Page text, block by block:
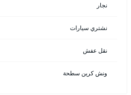
نجار
نشتري سيارات
نقل عفش
ونش كرين سطحة